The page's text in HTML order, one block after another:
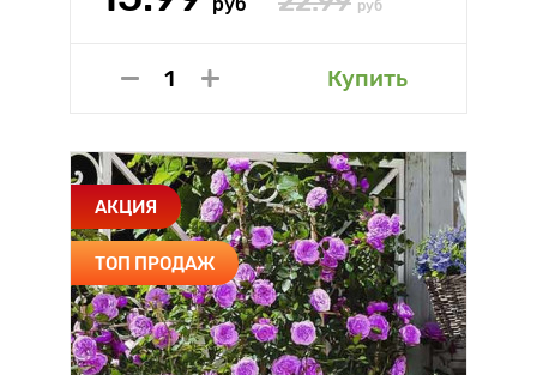
руб
Купить
АКЦИЯ
ТОП ПРОДАЖ